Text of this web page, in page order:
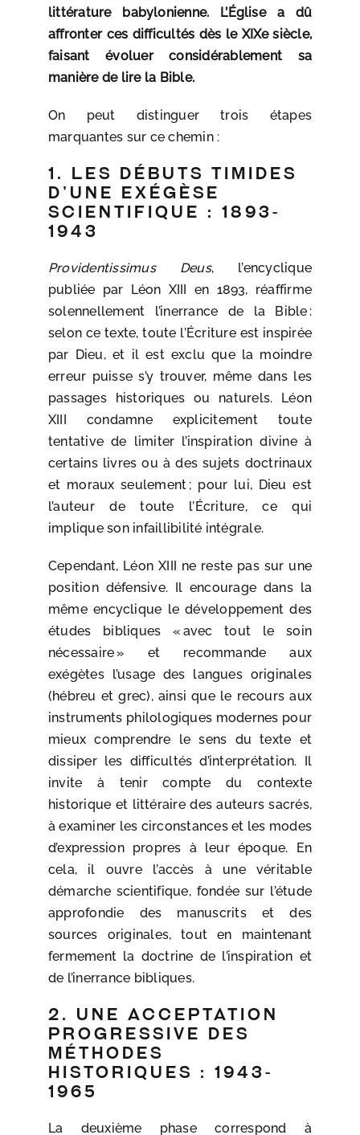
littérature babylonienne. L’Église a dû
affronter ces difficultés dès le XIXe siècle,
faisant évoluer considérablement sa
manière de lire la Bible.
On peut distinguer trois étapes
marquantes sur ce chemin :
1. Les débuts timides
d’une exégèse
scientifique : 1893-
1943
Providentissimus Deus, l’encyclique
publiée par Léon XIII en 1893, réaffirme
solennellement l’inerrance de la Bible :
selon ce texte, toute l’Écriture est inspirée
par Dieu, et il est exclu que la moindre
erreur puisse s’y trouver, même dans les
passages historiques ou naturels. Léon
XIII condamne explicitement toute
tentative de limiter l’inspiration divine à
certains livres ou à des sujets doctrinaux
et moraux seulement ; pour lui, Dieu est
l’auteur de toute l’Écriture, ce qui
implique son infaillibilité intégrale.
Cependant, Léon XIII ne reste pas sur une
position défensive. Il encourage dans la
même encyclique le développement des
études bibliques « avec tout le soin
nécessaire » et recommande aux
exégètes l’usage des langues originales
(hébreu et grec), ainsi que le recours aux
instruments philologiques modernes pour
mieux comprendre le sens du texte et
dissiper les difficultés d’interprétation. Il
invite à tenir compte du contexte
historique et littéraire des auteurs sacrés,
à examiner les circonstances et les modes
d’expression propres à leur époque. En
cela, il ouvre l’accès à une véritable
démarche scientifique, fondée sur l’étude
approfondie des manuscrits et des
sources originales, tout en maintenant
fermement la doctrine de l’inspiration et
de l’inerrance bibliques.
2. Une acceptation
progressive des
méthodes
historiques : 1943-
1965
La deuxième phase correspond à